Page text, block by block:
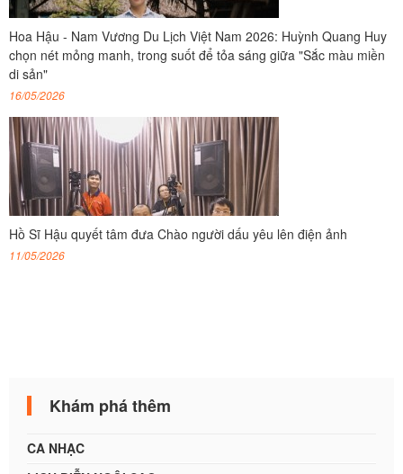
Hoa Hậu - Nam Vương Du Lịch Việt Nam 2026: Huỳnh Quang Huy
chọn nét mỏng manh, trong suốt để tỏa sáng giữa "Sắc màu miền
di sản"
16/05/2026
Hồ Sĩ Hậu quyết tâm đưa Chào người dấu yêu lên điện ảnh
11/05/2026
Khám phá thêm
CA NHẠC